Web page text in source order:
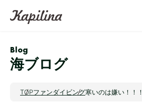
Blog
海ブログ
TOPファンダイビング寒いのは嫌い！！！